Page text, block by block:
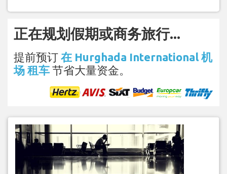
正在规划假期或商务旅行...
提前预订 在 Hurghada International 机
场 租车 节省大量资金。